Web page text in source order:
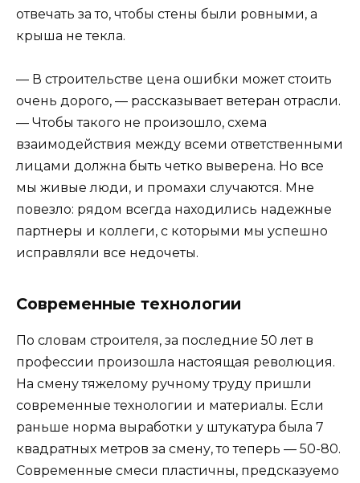
отвечать за то, чтобы стены были ровными, а
крыша не текла.
— В строительстве цена ошибки может стоить
очень дорого, — рассказывает ветеран отрасли.
— Чтобы такого не произошло, схема
взаимодействия между всеми ответственными
лицами должна быть четко выверена. Но все
мы живые люди, и промахи случаются. Мне
повезло: рядом всегда находились надежные
партнеры и коллеги, с которыми мы успешно
исправляли все недочеты.
Современные технологии
По словам строителя, за последние 50 лет в
профессии произошла настоящая революция.
На смену тяжелому ручному труду пришли
современные технологии и материалы. Если
раньше норма выработки у штукатура была 7
квадратных метров за смену, то теперь — 50-80.
Современные смеси пластичны, предсказуемо